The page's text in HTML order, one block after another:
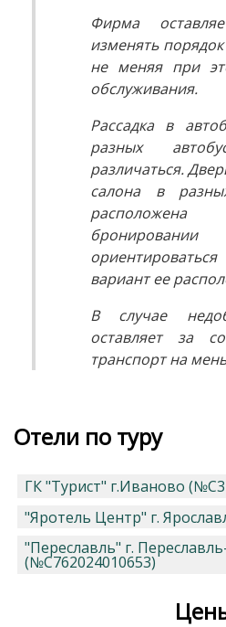
Фирма
изменять
не меняя при
обслуживания.
Рассадка в
разных
различаться.
салона в
вариант ее
В случае
оставляет за
транспорт на
Отели по туру
ГК "Турист" г.Иваново
"Яротель Центр" г.
"Переславль" г.
(№С762024010653)